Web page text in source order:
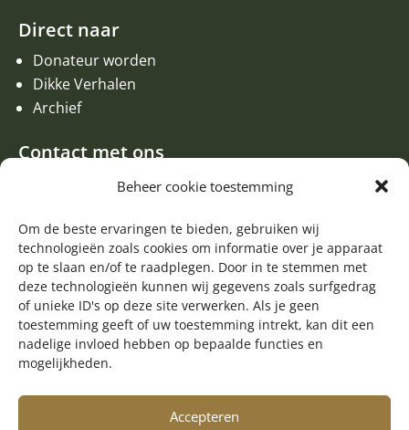
Beheer cookie toestemming
Om de beste ervaringen te bieden, gebruiken wij
technologieën zoals cookies om informatie over je apparaat
op te slaan en/of te raadplegen. Door in te stemmen met
deze technologieën kunnen wij gegevens zoals surfgedrag
of unieke ID's op deze site verwerken. Als je geen
toestemming geeft of uw toestemming intrekt, kan dit een
nadelige invloed hebben op bepaalde functies en
mogelijkheden.
Accepteren
Direct naar
Donateur worden
Dikke Verhalen
Archief
Contact met ons
Een aanvraag of oproep plaatsen
Contact met de redactie van de Zwerfsteen
Algemene informatie
 Volg ons op Facebook